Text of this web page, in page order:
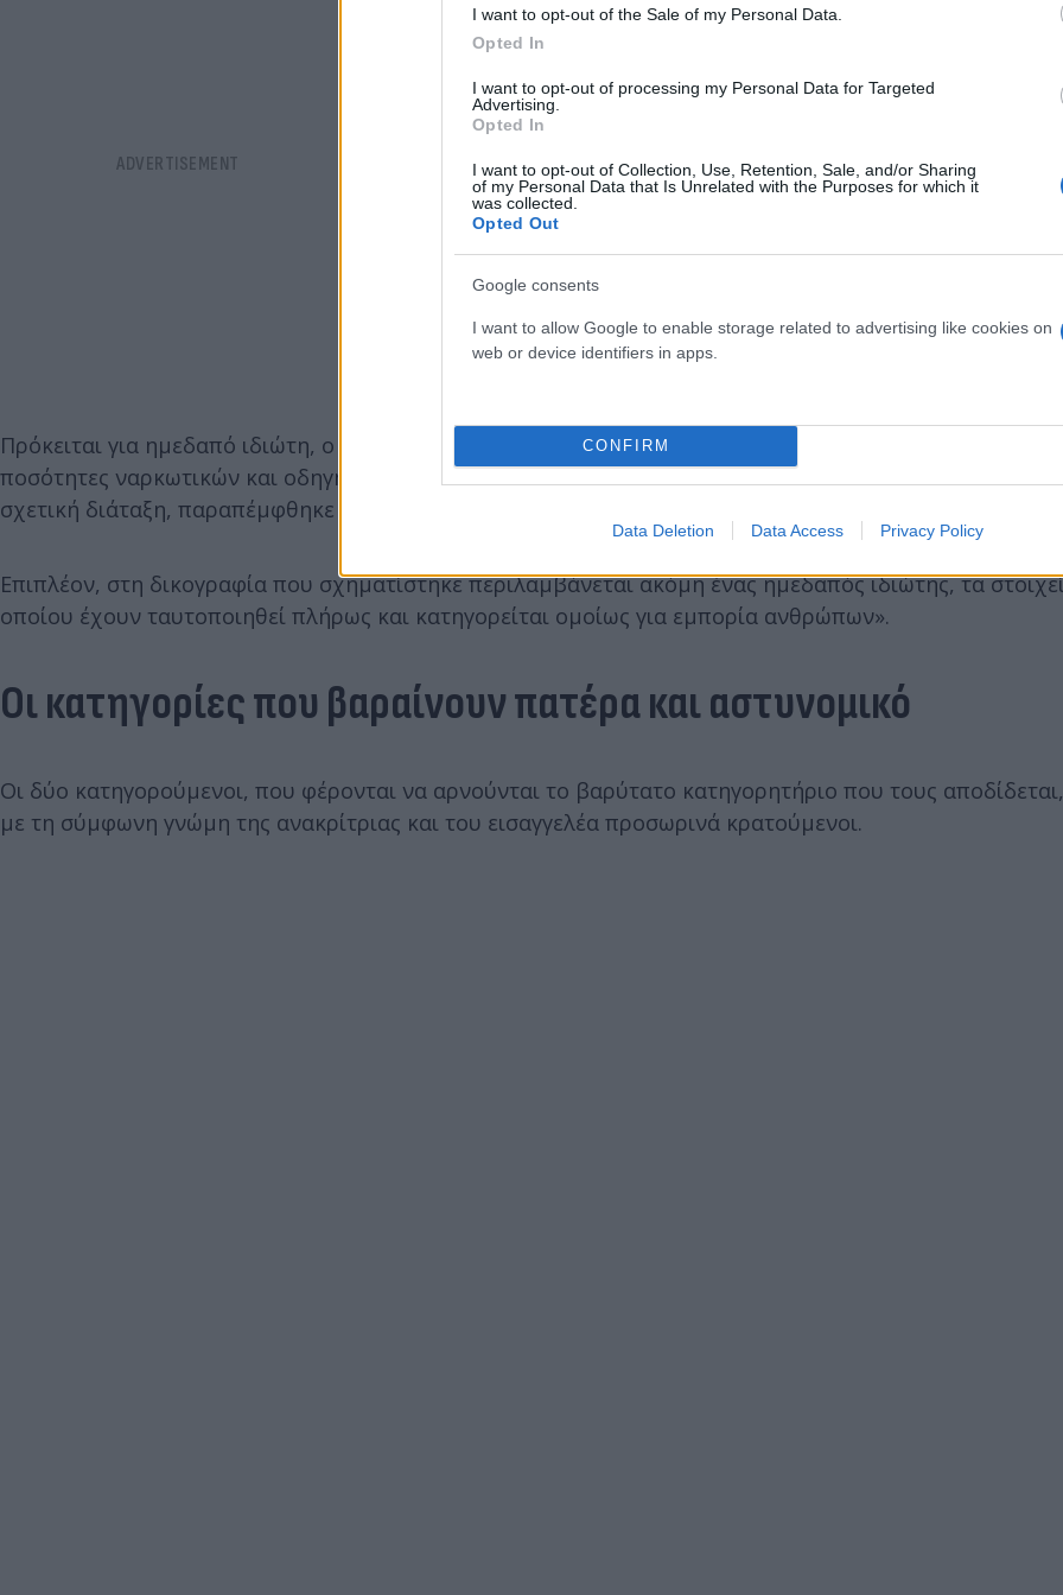
I want to opt-out of the Sale of my Personal Data.
Opted In
I want to opt-out of processing my Personal Data for Targeted
Advertising.
Opted In
I want to opt-out of Collection, Use, Retention, Sale, and/or Sharing
of my Personal Data that Is Unrelated with the Purposes for which it
was collected.
Opted Out
Google consents
I want to allow Google to enable storage related to advertising like cookies on
web or device identifiers in apps.
CONFIRM
Data Deletion Data Access Privacy Policy
Πρόκειται για ημεδαπό ιδιώτη, ο οποίος κατηγορείται για εμπορία ανθρώπων ενώ στην κατοχή του
ποσότητες ναρκωτικών και οδηγήθηκε με τη διαδικασία του αυτοφώρου στον αρμόδιο Εισαγγελέα.
σχετική διάταξη, παραπέμφθηκε στον ανακριτή που χειρίζεται την υπόθεση.
Επιπλέον, στη δικογραφία που σχηματίστηκε περιλαμβάνεται ακόμη ένας ημεδαπός ιδιώτης, τα
οποίου έχουν ταυτοποιηθεί πλήρως και κατηγορείται ομοίως για εμπορία ανθρώπων».
Οι κατηγορίες που βαραίνουν πατέρα και αστυνομικό
Οι δύο κατηγορούμενοι, που φέρονται να αρνούνται το βαρύτατο κατηγορητήριο που τους
με τη σύμφωνη γνώμη της ανακρίτριας και του εισαγγελέα προσωρινά κρατούμενοι.